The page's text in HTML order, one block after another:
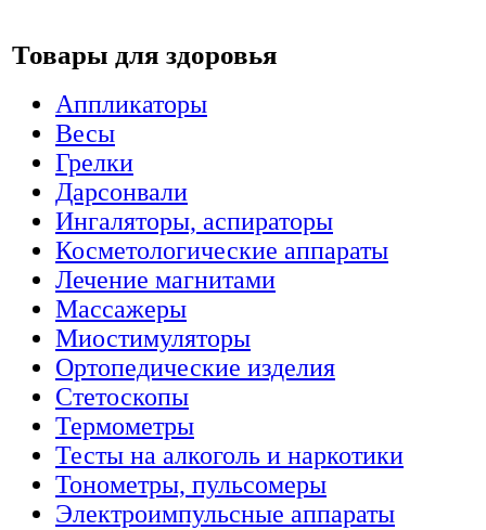
Товары для здоровья
Аппликаторы
Весы
Грелки
Дарсонвали
Ингаляторы, аспираторы
Косметологические аппараты
Лечение магнитами
Массажеры
Миостимуляторы
Ортопедические изделия
Стетоскопы
Термометры
Тесты на алкоголь и наркотики
Тонометры, пульсомеры
Электроимпульсные аппараты